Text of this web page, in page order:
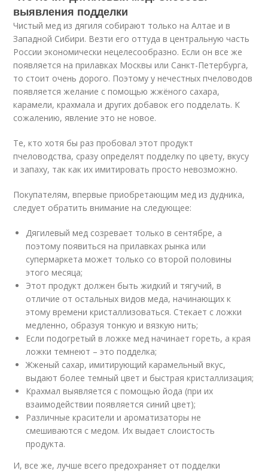
выявления подделки
Чистый мед из дягиля собирают только на Алтае и в
Западной Сибири. Везти его оттуда в центральную часть
России экономически нецелесообразно. Если он все же
появляется на прилавках Москвы или Санкт-Петербурга,
то стоит очень дорого. Поэтому у нечестных пчеловодов
появляется желание с помощью жжёного сахара,
карамели, крахмала и других добавок его подделать. К
сожалению, явление это не новое.
Те, кто хотя бы раз пробовал этот продукт
пчеловодства, сразу определят подделку по цвету, вкусу
и запаху, так как их имитировать просто невозможно.
Покупателям, впервые приобретающим мед из дудника,
следует обратить внимание на следующее:
Дягилевый мед созревает только в сентябре, а
поэтому появиться на прилавках рынка или
супермаркета может только со второй половины
этого месяца;
Этот продукт должен быть жидкий и тягучий, в
отличие от остальных видов меда, начинающих к
этому времени кристаллизоваться. Стекает с ложки
медленно, образуя тонкую и вязкую нить;
Если подогретый в ложке мед начинает гореть, а края
ложки темнеют – это подделка;
Жженый сахар, имитирующий карамельный вкус,
выдают более темный цвет и быстрая кристаллизация;
Крахмал выявляется с помощью йода (при их
взаимодействии появляется синий цвет);
Различные красители и ароматизаторы не
смешиваются с медом. Их выдает слоистость
продукта.
И, все же, лучше всего предохраняет от подделки